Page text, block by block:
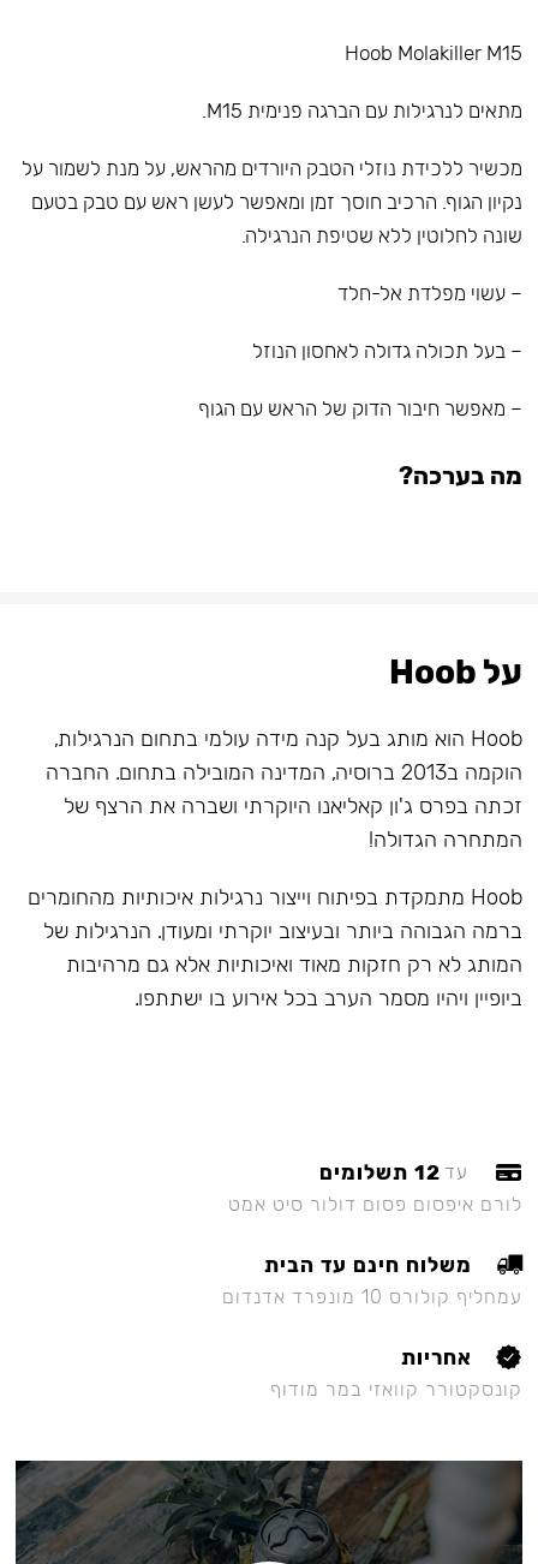
Hoob Molakiller M15
מתאים לנרגילות עם הברגה פנימית M15.
מכשיר ללכידת נוזלי הטבק היורדים מהראש, על מנת לשמור על
נקיון הגוף. הרכיב חוסך זמן ומאפשר לעשן ראש עם טבק בטעם
שונה לחלוטין ללא שטיפת הנרגילה.
– עשוי מפלדת אל-חלד
– בעל תכולה גדולה לאחסון הנוזל
– מאפשר חיבור הדוק של הראש עם הגוף
מה בערכה?
על Hoob
Hoob הוא מותג בעל קנה מידה עולמי בתחום הנרגילות,
הוקמה ב2013 ברוסיה, המדינה המובילה בתחום. החברה
זכתה בפרס ג'ון קאליאנו היוקרתי ושברה את הרצף של
המתחרה הגדולה!
Hoob מתמקדת בפיתוח וייצור נרגילות איכותיות מהחומרים
ברמה הגבוהה ביותר ובעיצוב יוקרתי ומעודן. הנרגילות של
המותג לא רק חזקות מאוד ואיכותיות אלא גם מרהיבות
ביופיין ויהיו מסמר הערב בכל אירוע בו ישתתפו.
עד 12 תשלומים
לורם איפסום פסום דולור סיט אמט
משלוח חינם עד הבית
עמחליף קולורס 10 מונפרד אדנדום
אחריות
קונסקטורר קוואזי במר מודוף